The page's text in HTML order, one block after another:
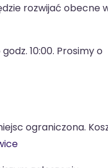
rozwijać obecne
10:00. Prosimy o
ograniczona.